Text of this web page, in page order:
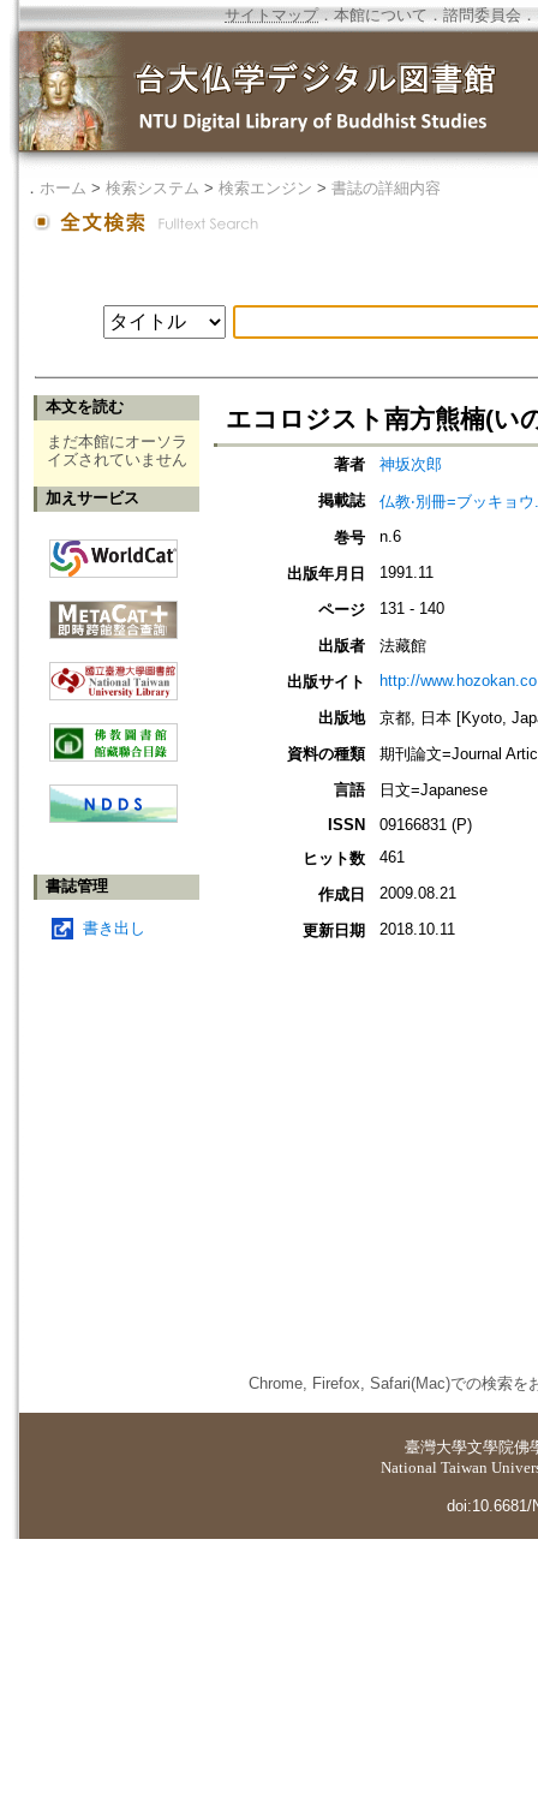
サイトマップ．本館について ． 諮問委員会 ．
． ホーム > 検索システム > 検索エンジン > 書誌の詳細内容
本文を読む
まだ本館にオーソラ
イズされていません
加えサービス
書誌管理
書き出し
エコロジスト南方熊楠(い
著者
神坂次郎
掲載誌
仏教‧別冊=ブッキョ
巻号
n.6
出版年月日 1991.11
ページ 131 - 140
出版者
法藏館
出版サイト
http://
出版地
京都, 日本 [Kyoto,
資料の種類
期刊論文=Journal
言語
日文=Japanese
ISSN
09166831 (P)
ヒット数
461
作成日 2009.08.21
更新日期 2018.10.11
Chrome, Firefox, Safari(Mac)での検索を
臺灣大學文學院佛
National Taiwan
doi:10.6681/